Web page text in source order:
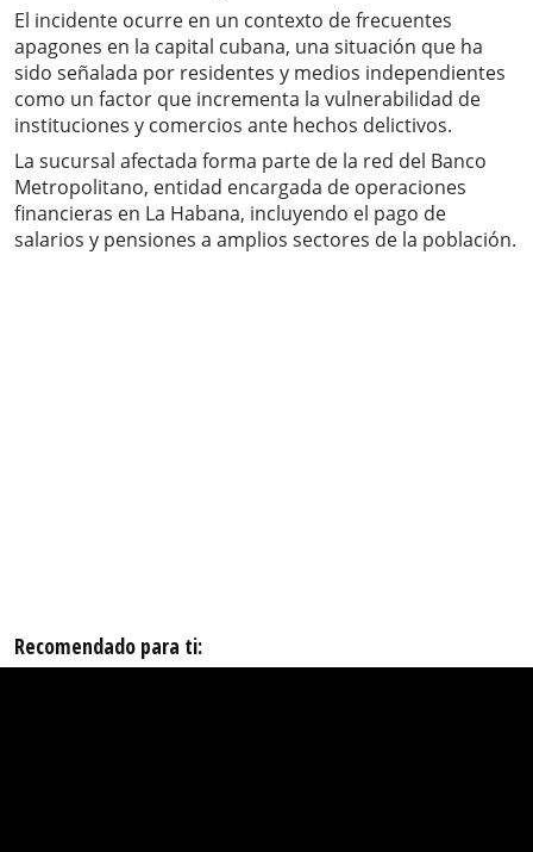
El incidente ocurre en un contexto de frecuentes
apagones en la capital cubana, una situación que ha
sido señalada por residentes y medios independientes
como un factor que incrementa la vulnerabilidad de
instituciones y comercios ante hechos delictivos.
La sucursal afectada forma parte de la red del Banco
Metropolitano, entidad encargada de operaciones
financieras en La Habana, incluyendo el pago de
salarios y pensiones a amplios sectores de la población.
Recomendado para ti: